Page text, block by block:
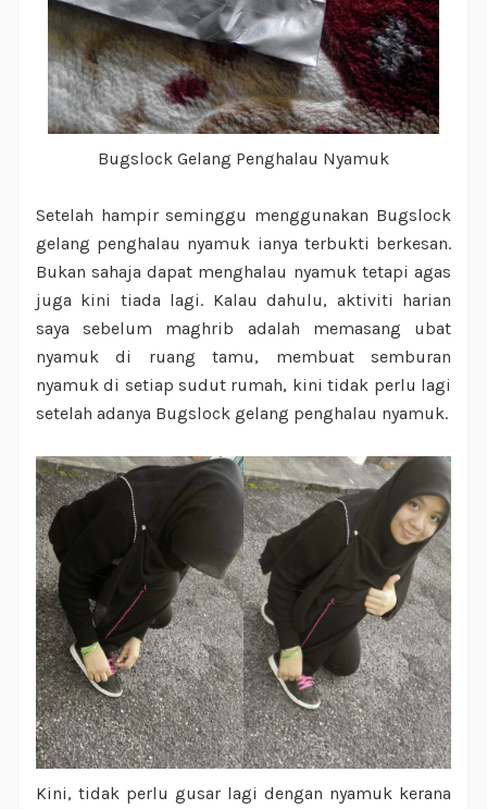
Bugslock Gelang Penghalau Nyamuk
Setelah hampir seminggu menggunakan Bugslock
gelang penghalau nyamuk ianya terbukti berkesan.
Bukan sahaja dapat menghalau nyamuk tetapi agas
juga kini tiada lagi. Kalau dahulu, aktiviti harian
saya sebelum maghrib adalah memasang ubat
nyamuk di ruang tamu, membuat semburan
nyamuk di setiap sudut rumah, kini tidak perlu lagi
setelah adanya Bugslock gelang penghalau nyamuk.
Kini, tidak perlu gusar lagi dengan nyamuk kerana